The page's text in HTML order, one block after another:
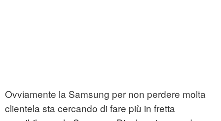
Ovviamente la Samsung per non perdere molta
clientela sta cercando di fare più in fretta